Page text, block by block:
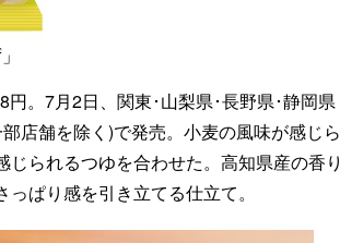
円。7月2日、関東･山梨県･長野県･静岡県
店舗を除く)で発売。小麦の風味が感じら
られるつゆを合わせた。高知県産の香り
ぱり感を引き立てる仕立て。